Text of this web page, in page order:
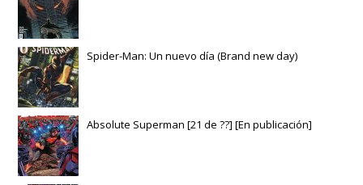
Spider-Man: Un nuevo día (Brand new day)
Absolute Superman [21 de ??] [En publicación]